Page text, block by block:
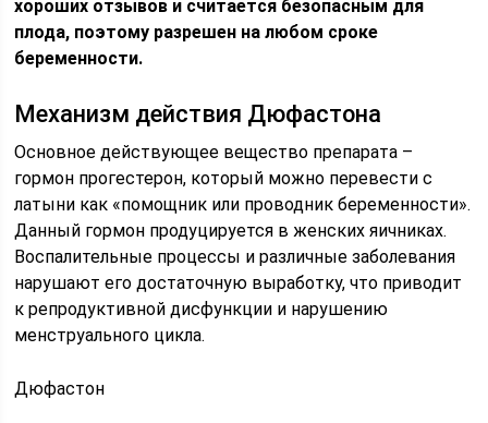
хороших отзывов и считается безопасным для
плода, поэтому разрешен на любом сроке
беременности.
Механизм действия Дюфастона
Основное действующее вещество препарата –
гормон прогестерон, который можно перевести с
латыни как «помощник или проводник беременности».
Данный гормон продуцируется в женских яичниках.
Воспалительные процессы и различные заболевания
нарушают его достаточную выработку, что приводит
к репродуктивной дисфункции и нарушению
менструального цикла.
Дюфастон